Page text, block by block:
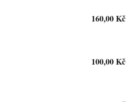
160,00 Kč
100,00 Kč